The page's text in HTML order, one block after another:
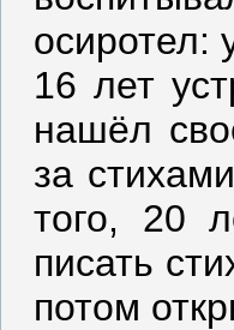
осиротел:
16 лет
нашёл
за
того, 20
писать
потом